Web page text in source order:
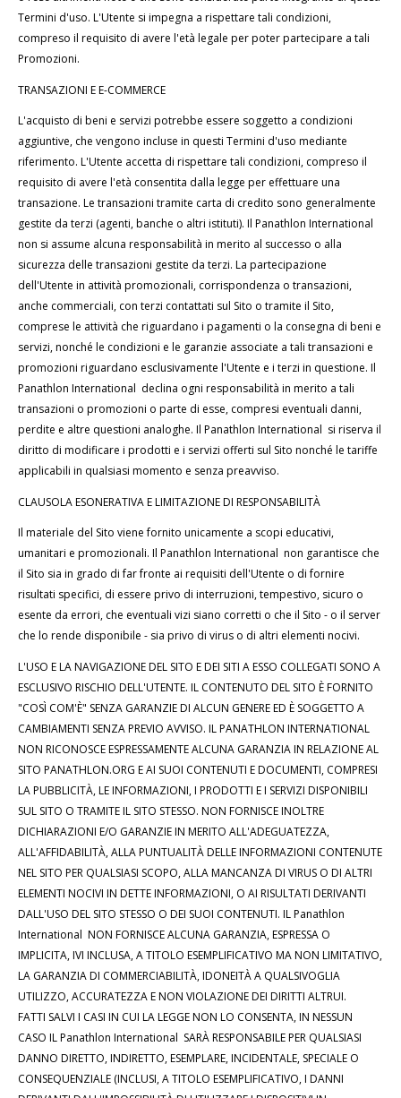
Termini d'uso. L'Utente si impegna a rispettare tali condizioni,
compreso il requisito di avere l'età legale per poter partecipare a tali
Promozioni.
TRANSAZIONI E E-COMMERCE
L'acquisto di beni e servizi potrebbe essere soggetto a condizioni
aggiuntive, che vengono incluse in questi Termini d'uso mediante
riferimento. L'Utente accetta di rispettare tali condizioni, compreso il
requisito di avere l'età consentita dalla legge per effettuare una
transazione. Le transazioni tramite carta di credito sono generalmente
gestite da terzi (agenti, banche o altri istituti). Il Panathlon International
non si assume alcuna responsabilità in merito al successo o alla
sicurezza delle transazioni gestite da terzi. La partecipazione
dell'Utente in attività promozionali, corrispondenza o transazioni,
anche commerciali, con terzi contattati sul Sito o tramite il Sito,
comprese le attività che riguardano i pagamenti o la consegna di beni e
servizi, nonché le condizioni e le garanzie associate a tali transazioni e
promozioni riguardano esclusivamente l'Utente e i terzi in questione. Il
Panathlon International declina ogni responsabilità in merito a tali
transazioni o promozioni o parte di esse, compresi eventuali danni,
perdite e altre questioni analoghe. Il Panathlon International si riserva il
diritto di modificare i prodotti e i servizi offerti sul Sito nonché le tariffe
applicabili in qualsiasi momento e senza preavviso.
CLAUSOLA ESONERATIVA E LIMITAZIONE DI RESPONSABILITÀ
Il materiale del Sito viene fornito unicamente a scopi educativi,
umanitari e promozionali. Il Panathlon International non garantisce che
il Sito sia in grado di far fronte ai requisiti dell'Utente o di fornire
risultati specifici, di essere privo di interruzioni, tempestivo, sicuro o
esente da errori, che eventuali vizi siano corretti o che il Sito - o il server
che lo rende disponibile - sia privo di virus o di altri elementi nocivi.
L'USO E LA NAVIGAZIONE DEL SITO E DEI SITI A ESSO COLLEGATI SONO A
ESCLUSIVO RISCHIO DELL'UTENTE. IL CONTENUTO DEL SITO È FORNITO
"COSÌ COM'È" SENZA GARANZIE DI ALCUN GENERE ED È SOGGETTO A
CAMBIAMENTI SENZA PREVIO AVVISO. IL PANATHLON INTERNATIONAL
NON RICONOSCE ESPRESSAMENTE ALCUNA GARANZIA IN RELAZIONE AL
SITO PANATHLON.ORG E AI SUOI CONTENUTI E DOCUMENTI, COMPRESI
LA PUBBLICITÀ, LE INFORMAZIONI, I PRODOTTI E I SERVIZI DISPONIBILI
SUL SITO O TRAMITE IL SITO STESSO. NON FORNISCE INOLTRE
DICHIARAZIONI E/O GARANZIE IN MERITO ALL'ADEGUATEZZA,
ALL'AFFIDABILITÀ, ALLA PUNTUALITÀ DELLE INFORMAZIONI CONTENUTE
NEL SITO PER QUALSIASI SCOPO, ALLA MANCANZA DI VIRUS O DI ALTRI
ELEMENTI NOCIVI IN DETTE INFORMAZIONI, O AI RISULTATI DERIVANTI
DALL'USO DEL SITO STESSO O DEI SUOI CONTENUTI. IL Panathlon
International NON FORNISCE ALCUNA GARANZIA, ESPRESSA O
IMPLICITA, IVI INCLUSA, A TITOLO ESEMPLIFICATIVO MA NON LIMITATIVO,
LA GARANZIA DI COMMERCIABILITÀ, IDONEITÀ A QUALSIVOGLIA
UTILIZZO, ACCURATEZZA E NON VIOLAZIONE DEI DIRITTI ALTRUI.
FATTI SALVI I CASI IN CUI LA LEGGE NON LO CONSENTA, IN NESSUN
CASO IL Panathlon International SARÀ RESPONSABILE PER QUALSIASI
DANNO DIRETTO, INDIRETTO, ESEMPLARE, INCIDENTALE, SPECIALE O
CONSEQUENZIALE (INCLUSI, A TITOLO ESEMPLIFICATIVO, I DANNI